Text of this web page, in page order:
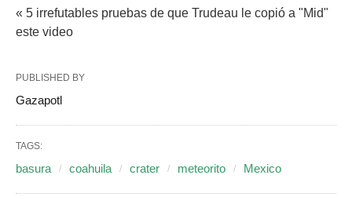
« 5 irrefutables pruebas de que Trudeau le copió a "Mid"
este video
PUBLISHED BY
Gazapotl
TAGS:
basura coahuila crater meteorito Mexico